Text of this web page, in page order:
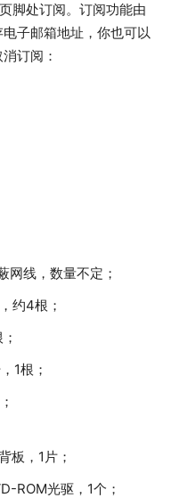
脚处订阅。订阅功能由
子邮箱地址，你也可以
订阅：
网线，数量不定；
约4根；
1根；
板，1片；
ROM光驱，1个；